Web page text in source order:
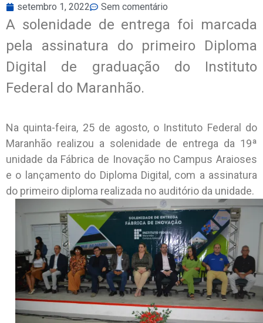
setembro 1, 2022 Sem comentário
A solenidade de entrega foi marcada
pela assinatura do primeiro Diploma
Digital de graduação do Instituto
Federal do Maranhão.
Na quinta-feira, 25 de agosto, o Instituto Federal do
Maranhão realizou a solenidade de entrega da 19ª
unidade da Fábrica de Inovação no Campus Araioses
e o lançamento do Diploma Digital, com a assinatura
do primeiro diploma realizada no auditório da unidade.